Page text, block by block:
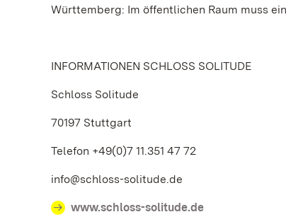
Württemberg: Im öffentlichen Raum muss
INFORMATIONEN SCHLOSS SOLITUDE
Schloss Solitude
70197 Stuttgart
Telefon +49(0)7 11.351 47 72
info@schloss-solitude.de
www.schloss-solitude.de